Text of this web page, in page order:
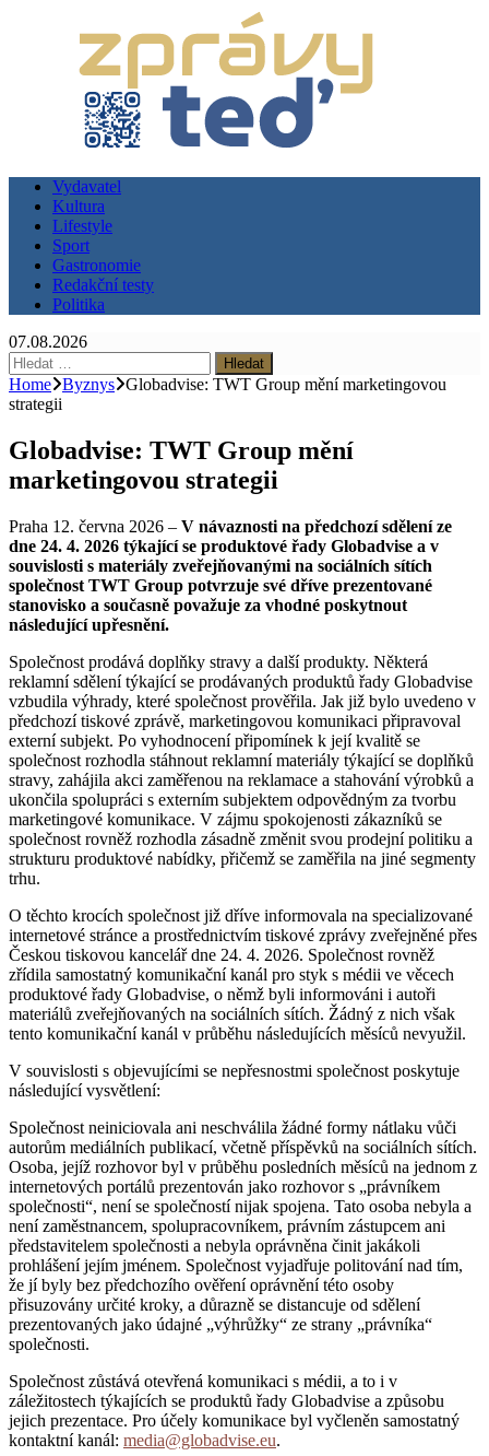
Vydavatel
Kultura
Lifestyle
Sport
Gastronomie
Redakční testy
Politika
07.08.2026
Vyhledávání
Home Byznys Globadvise: TWT Group mění marketingovou
strategii
Globadvise: TWT Group mění
marketingovou strategii
Praha 12. června 2026 – V návaznosti na předchozí sdělení ze
dne 24. 4. 2026 týkající se produktové řady Globadvise a v
souvislosti s materiály zveřejňovanými na sociálních sítích
společnost TWT Group potvrzuje své dříve prezentované
stanovisko a současně považuje za vhodné poskytnout
následující upřesnění.
Společnost prodává doplňky stravy a další produkty. Některá
reklamní sdělení týkající se prodávaných produktů řady Globadvise
vzbudila výhrady, které společnost prověřila. Jak již bylo uvedeno v
předchozí tiskové zprávě, marketingovou komunikaci připravoval
externí subjekt. Po vyhodnocení připomínek k její kvalitě se
společnost rozhodla stáhnout reklamní materiály týkající se doplňků
stravy, zahájila akci zaměřenou na reklamace a stahování výrobků a
ukončila spolupráci s externím subjektem odpovědným za tvorbu
marketingové komunikace. V zájmu spokojenosti zákazníků se
společnost rovněž rozhodla zásadně změnit svou prodejní politiku a
strukturu produktové nabídky, přičemž se zaměřila na jiné segmenty
trhu.
O těchto krocích společnost již dříve informovala na specializované
internetové stránce a prostřednictvím tiskové zprávy zveřejněné přes
Českou tiskovou kancelář dne 24. 4. 2026. Společnost rovněž
zřídila samostatný komunikační kanál pro styk s médii ve věcech
produktové řady Globadvise, o němž byli informováni i autoři
materiálů zveřejňovaných na sociálních sítích. Žádný z nich však
tento komunikační kanál v průběhu následujících měsíců nevyužil.
V souvislosti s objevujícími se nepřesnostmi společnost poskytuje
následující vysvětlení:
Společnost neiniciovala ani neschválila žádné formy nátlaku vůči
autorům mediálních publikací, včetně příspěvků na sociálních sítích.
Osoba, jejíž rozhovor byl v průběhu posledních měsíců na jednom z
internetových portálů prezentován jako rozhovor s „právníkem
společnosti“, není se společností nijak spojena. Tato osoba nebyla a
není zaměstnancem, spolupracovníkem, právním zástupcem ani
představitelem společnosti a nebyla oprávněna činit jakákoli
prohlášení jejím jménem. Společnost vyjadřuje politování nad tím,
že jí byly bez předchozího ověření oprávnění této osoby
přisuzovány určité kroky, a důrazně se distancuje od sdělení
prezentovaných jako údajné „výhrůžky“ ze strany „právníka“
společnosti.
Společnost zůstává otevřená komunikaci s médii, a to i v
záležitostech týkajících se produktů řady Globadvise a způsobu
jejich prezentace. Pro účely komunikace byl vyčleněn samostatný
kontaktní kanál: media@globadvise.eu.